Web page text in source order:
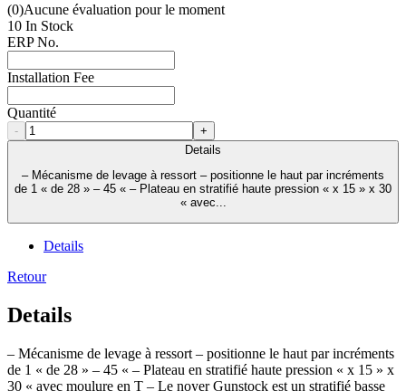
(0)Aucune évaluation pour le moment
10 In Stock
ERP No.
Installation Fee
Quantité
-
+
Details
– Mécanisme de levage à ressort – positionne le haut par incréments
de 1 « de 28 » – 45 « – Plateau en stratifié haute pression « x 15 » x 30
« avec...
Details
Retour
Details
– Mécanisme de levage à ressort – positionne le haut par incréments
de 1 « de 28 » – 45 « – Plateau en stratifié haute pression « x 15 » x
30 « avec moulure en T – Le noyer Gunstock est un stratifié basse